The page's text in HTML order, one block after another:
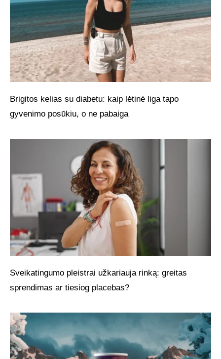
Brigitos kelias su diabetu: kaip lėtinė liga tapo
gyvenimo posūkiu, o ne pabaiga
Sveikatingumo pleistrai užkariauja rinką: greitas
sprendimas ar tiesiog placebas?